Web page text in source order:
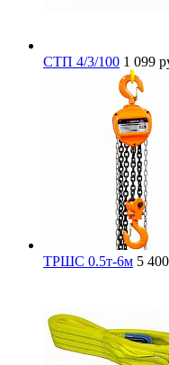
СТП 4/3/100 1 099
ТРШС 0.5т-6м 5